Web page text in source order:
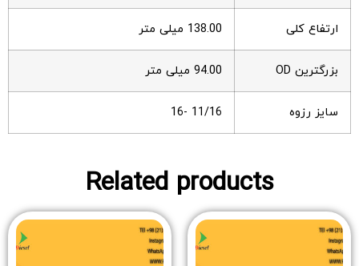
ارتفاع کلی 138.00 میلی متر
بزرگترین OD 94.00 میلی متر
سایز رزوه 11/16 -16
Related products